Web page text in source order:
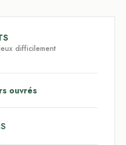
difficilement
ouvrés